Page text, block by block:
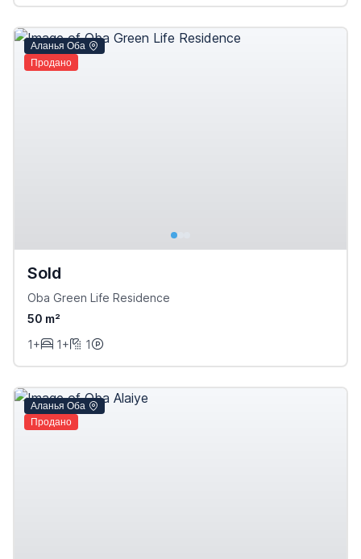
Аланья Оба
Продано
Sold
Oba Green Life Residence
50 m²
1+
1+ 1
Аланья Оба
Продано